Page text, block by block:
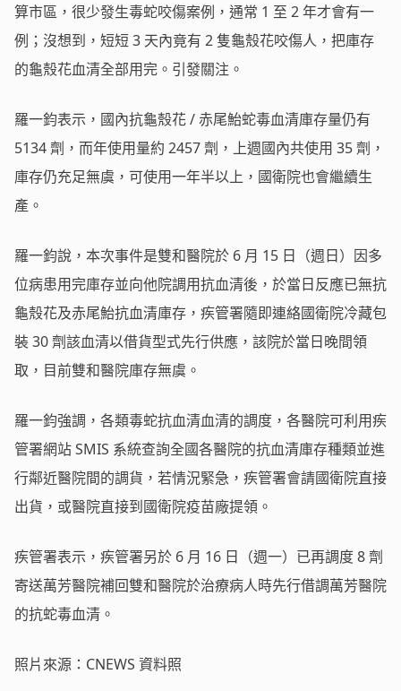
算市區，很少發生毒蛇咬傷案例，通常 1 至 2 年才會有一
例；沒想到，短短 3 天內竟有 2 隻龜殼花咬傷人，把庫存
的龜殼花血清全部用完。引發關注。
羅一鈞表示，國內抗龜殼花 / 赤尾鮐蛇毒血清庫存量仍有
5134 劑，而年使用量約 2457 劑，上週國內共使用 35 劑，
庫存仍充足無虞，可使用一年半以上，國衛院也會繼續生
產。
羅一鈞說，本次事件是雙和醫院於 6 月 15 日（週日）因多
位病患用完庫存並向他院調用抗血清後，於當日反應已無抗
龜殼花及赤尾鮐抗血清庫存，疾管署隨即連絡國衛院冷藏包
裝 30 劑該血清以借貨型式先行供應，該院於當日晚間領
取，目前雙和醫院庫存無虞。
羅一鈞強調，各類毒蛇抗血清血清的調度，各醫院可利用疾
管署網站 SMIS 系統查詢全國各醫院的抗血清庫存種類並進
行鄰近醫院間的調貨，若情況緊急，疾管署會請國衛院直接
出貨，或醫院直接到國衛院疫苗廠提領。
疾管署表示，疾管署另於 6 月 16 日（週一）已再調度 8 劑
寄送萬芳醫院補回雙和醫院於治療病人時先行借調萬芳醫院
的抗蛇毒血清。
照片來源：CNEWS 資料照